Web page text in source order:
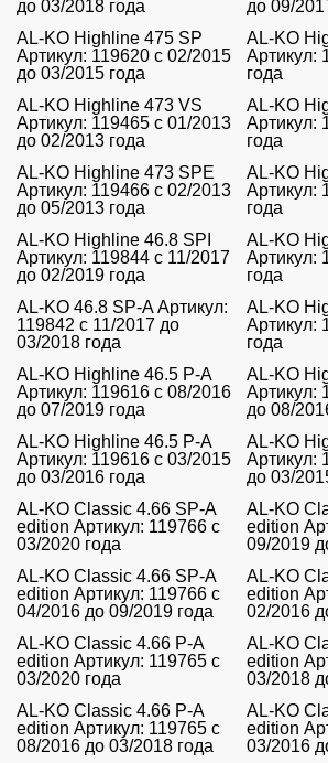
до 03/2018 года
до 09/
AL-KO Highline 475 SP
Артикул: 119620 с 02/2015
до 03/2015 года
AL-KO
Артикул:
года
AL-KO Highline 473 VS
Артикул: 119465 с 01/2013
до 02/2013 года
AL-KO
Артикул:
года
AL-KO Highline 473 SPE
Артикул: 119466 с 02/2013
до 05/2013 года
AL-KO
Артикул:
года
AL-KO Highline 46.8 SPI
Артикул: 119844 с 11/2017
до 02/2019 года
AL-KO
Артикул:
года
AL-KO 46.8 SP-A Артикул:
119842 с 11/2017 до
03/2018 года
AL-KO
Артикул:
года
AL-KO Highline 46.5 P-A
Артикул: 119616 с 08/2016
до 07/2019 года
AL-KO
Артикул:
до 08/
AL-KO Highline 46.5 P-A
Артикул: 119616 с 03/2015
до 03/2016 года
AL-KO
Артикул:
до 03/
AL-KO Classic 4.66 SP-A
edition Артикул: 119766 с
03/2020 года
AL-KO
edition
09/2019
AL-KO Classic 4.66 SP-A
edition Артикул: 119766 с
04/2016 до 09/2019 года
AL-KO
edition
02/2016
AL-KO Classic 4.66 P-A
edition Артикул: 119765 с
03/2020 года
AL-KO
edition
03/2018
AL-KO Classic 4.66 P-A
edition Артикул: 119765 с
08/2016 до 03/2018 года
AL-KO
edition
03/2016